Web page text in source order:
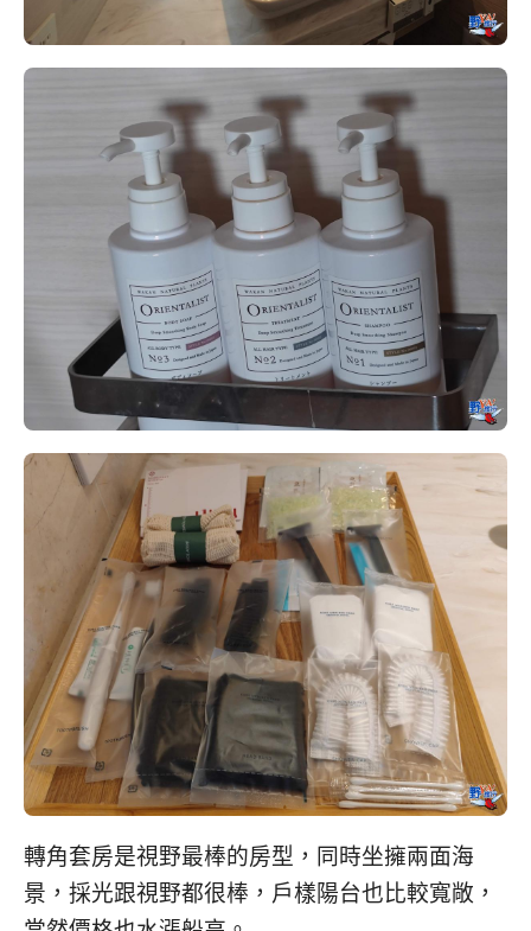
轉角套房是視野最棒的房型，同時坐擁兩面海
景，採光跟視野都很棒，戶樣陽台也比較寬敞，